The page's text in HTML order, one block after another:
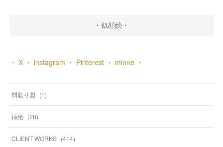
・似顔絵・
・ X・ instagram ・ Pinterest・ minne・
間取り図 (1)
挿絵 (28)
CLIENT WORKS (414)